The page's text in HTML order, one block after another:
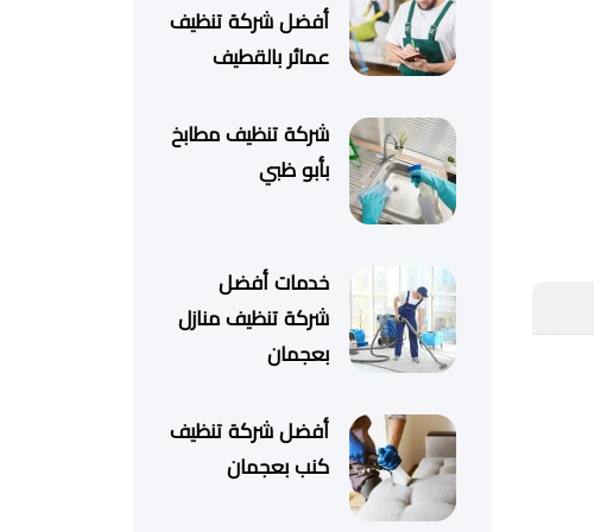
أفضل شركة تنظيف
عمائر بالقطيف
شركة تنظيف مطابخ
بأبو ظبي
خدمات أفضل
شركة تنظيف منازل
بعجمان
أفضل شركة تنظيف
كنب بعجمان